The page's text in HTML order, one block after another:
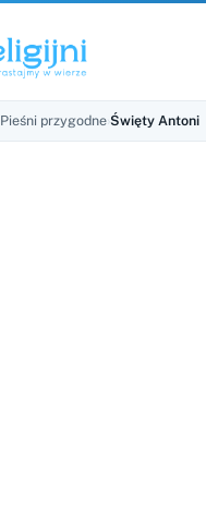
Pieśni przygodne›Święty Antoni